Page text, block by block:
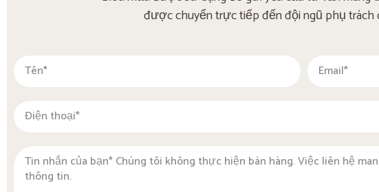
được chuyển trực tiếp đến đội ngũ phụ trách